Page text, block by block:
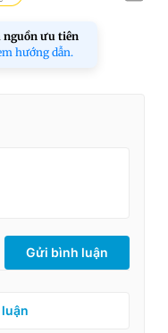
nguồn ưu tiên
hướng dẫn.
Gửi bình luận